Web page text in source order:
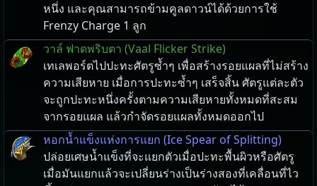
หนึ่ง และคุณสามารถข้ามคูลดาวน์ได้ด้วยการใช้
Frenzy Charge 1 ลูก
วาล์ ฟาดพริบตา (Vaal Flicker Strike)
เทเลพอร์ตไปปะทะศัตรูซ้ำๆ เพื่อสร้างรอยแผลที่ไม่สร้าง
ความเสียหาย เมื่อการปะทะซ้ำๆ เสร็จสิ้น ศัตรูแต่ละตัว
จะถูกปะทะหนึ่งครั้งตามความเสียหายทั้งหมดที่สะสม
จากรอยแผล แล้วกำจัดรอยแผลทั้งหมดออกไป
หอกน้ำแข็งแห่งการแยก (Ice Spear of Splitting)
ปล่อยเศษน้ำแข็งที่จะแยกตัวเมื่อปะทะพื้นผิวหรือศัตรู
เมื่อมันแยกแล้วจะเปลี่ยนร่างเป็นร่างสองที่เคลื่อนที่ไว